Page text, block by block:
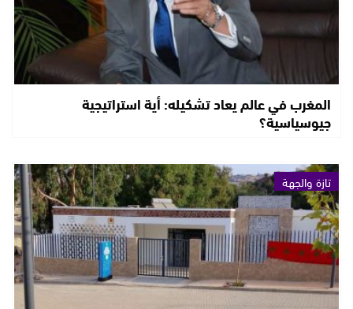
المغرب في عالم يعاد تشكيله: أية استراتيجية
جيوسياسية؟
تازة والجهة